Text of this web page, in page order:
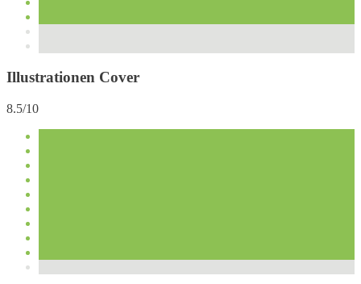
Illustrationen Cover
8.5/10